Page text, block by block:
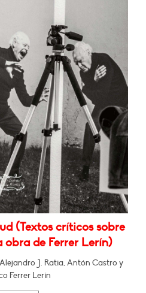
(Textos críticos sobre
obra de Ferrer Lerín)
J. Ratia, Antón Castro y
Ferrer Lerín